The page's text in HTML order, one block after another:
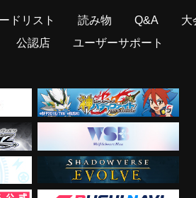
ドリスト 読み物 Q&A
大
公認店 ユーザーサポート